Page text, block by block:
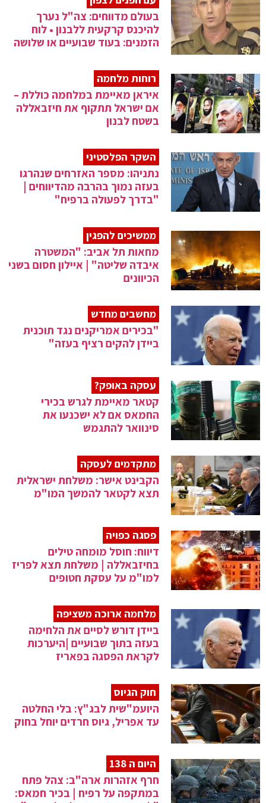
בעולם מדווחים: צה"ל נערך
להיכנס קרקעית ללבנון • לוח
הזמנים: בעוד שבועיים או שלושה
רוחות מלחמה
איראן מאיימת במלחמה כוללת –
אם ישראל תתקוף את חיזבאללה
בשטח לבנון
השקר הפלסטיני
נתניהו: מספר האזרחים שנהרגו
בעזה נמוך בהרבה מהדיווחים |
"בדרך לפעולה ברפיח"
ממשיכים להפגין
מחאות תל אביב: "המשטרה
איבדה שליטה" | איילון חסום בשני
הכיוונים
מחשבים מחדש
"בכירים אמריקנים נגד תוכנית
ביידן להקים רציף בעזה"
עסקה באופק?
קטאר מאיימת לגרש בכירי
החמאס אם לא ישכנעו את
סינוואר להתגמש
מתקדמים לעסקה
הקבינט אישר: משלחת ישראלית
תצא לקטאר להמשך המו"מ
פסגה כפויה
דיווח: חוסל מומחה טילים
בחיזבאללה | משלחת תצא לפריז
למו"מ על עסקת חטופים
מלחמה ארוכה משציפה
ביידן דורש לסיים את הלחימה
בעזה בתוך שבועיים |היערכות
לקראת הפסגה בפאריז
חוק הגיוס
היועמ"שית לבג"ץ: בלי החלטה
עד אפריל, גיוס חרדים יוחל בחוק
היום ה 138
חרף אזהרות ארה"ב: צהל פתח
במתקפה על רפיח | בכיר חמאס: